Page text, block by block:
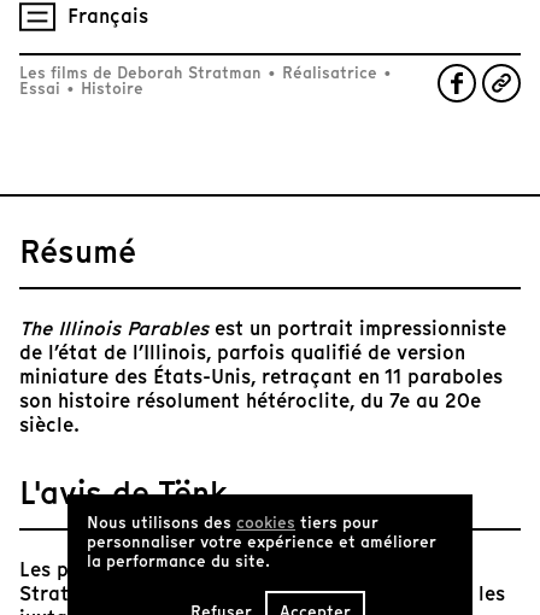
Français
Les films de Deborah Stratman • Réalisatrice •
Essai • Histoire
Résumé
The Illinois Parablesest un portrait impressionniste
de l’état de l’Illinois, parfois qualifié de version
miniature des États-Unis, retraçant en 11 paraboles
son histoire résolument hétéroclite, du 7e au 20e
siècle.
L'avis de Tënk
Les paysages de l’Illinois filmés par Deborah
Stratman semblent à première vue innocents. En les
Nous utilisons des cookies tiers pour
personnaliser votre expérience et améliorer
la performance du site.